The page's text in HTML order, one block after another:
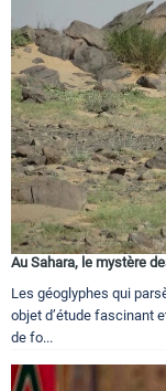
Au Sahara, le mystère
Les géoglyphes qui
objet d’étude fascinant
de fo...